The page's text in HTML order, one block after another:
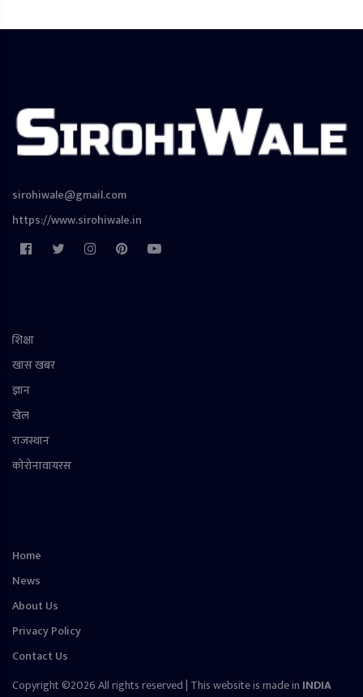
sirohiwale@gmail.com
https://www.sirohiwale.in
शिक्षा
खास खबर
ज्ञान
खेल
राजस्थान
कोरोनावायरस
Home
News
About Us
Privacy Policy
Contact Us
Copyright ©2026 All rights reserved | This website is made in INDIA